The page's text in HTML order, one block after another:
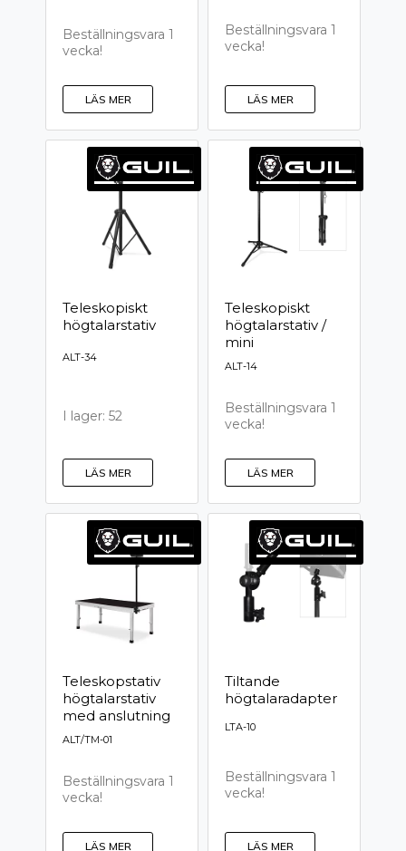
Beställningsvara 1
vecka!
LÄS MER
Beställningsvara 1
vecka!
LÄS MER
Teleskopiskt
högtalarstativ
ALT-34
I lager: 52
LÄS MER
Teleskopiskt
högtalarstativ /
mini
ALT-14
Beställningsvara 1
vecka!
LÄS MER
Teleskopstativ
högtalarstativ
med anslutning
ALT/TM-01
Beställningsvara 1
vecka!
LÄS MER
Tiltande
högtalaradapter
LTA-10
Beställningsvara 1
vecka!
LÄS MER